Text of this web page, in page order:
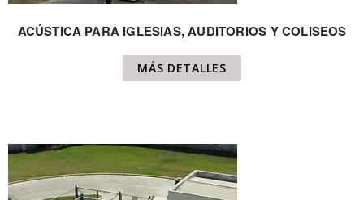
ACÚSTICA PARA IGLESIAS, AUDITORIOS Y COLISEOS
MÁS DETALLES